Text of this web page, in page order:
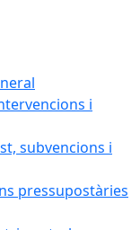
i
subvencions i
pressupostàries